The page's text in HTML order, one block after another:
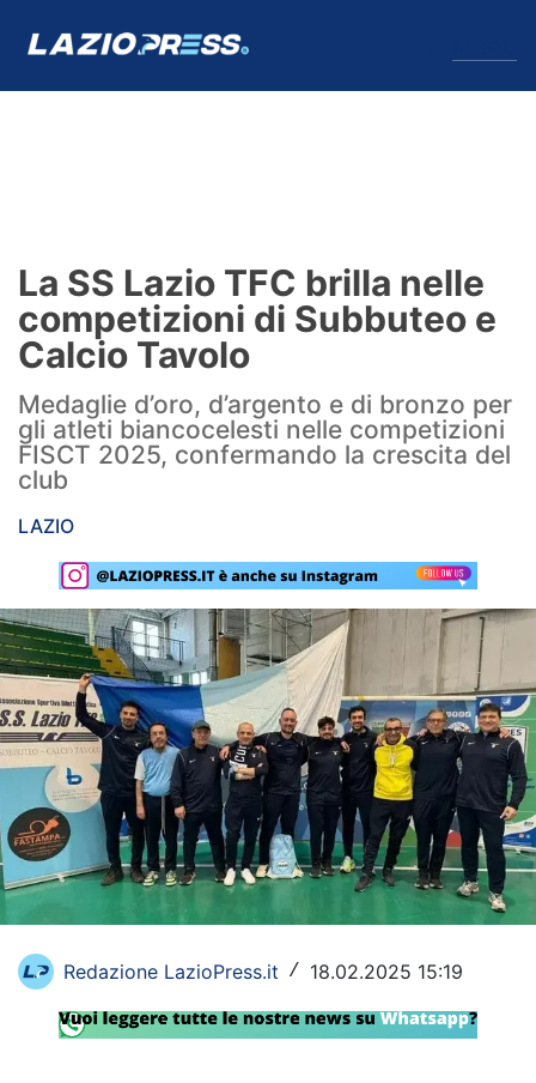
Formello
Infortuni
Primavera
Calciomercato
Lazio Women
Rassegna Lazio
Social
Calcio
Serie A
Champions League
Europa League
Altri Sport
Tennis
Vela
La SS Lazio TFC brilla nelle
competizioni di Subbuteo e
Calcio Tavolo
Medaglie d’oro, d’argento e di bronzo per
gli atleti biancocelesti nelle competizioni
FISCT 2025, confermando la crescita del
club
LAZIO
Redazione LazioPress.it / 18.02.2025 15:19